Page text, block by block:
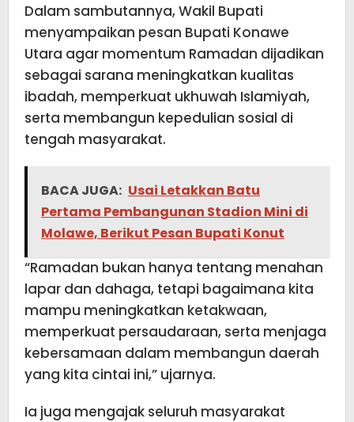
Dalam sambutannya, Wakil Bupati
menyampaikan pesan Bupati Konawe
Utara agar momentum Ramadan dijadikan
sebagai sarana meningkatkan kualitas
ibadah, memperkuat ukhuwah Islamiyah,
serta membangun kepedulian sosial di
tengah masyarakat.
BACA JUGA: Usai Letakkan Batu
Pertama Pembangunan Stadion Mini di
Molawe, Berikut Pesan Bupati Konut
“Ramadan bukan hanya tentang menahan
lapar dan dahaga, tetapi bagaimana kita
mampu meningkatkan ketakwaan,
memperkuat persaudaraan, serta menjaga
kebersamaan dalam membangun daerah
yang kita cintai ini,” ujarnya.
Ia juga mengajak seluruh masyarakat